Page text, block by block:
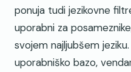
ponuja tudi jezikovne
uporabni za
svojem najljubšem
uporabniško bazo,